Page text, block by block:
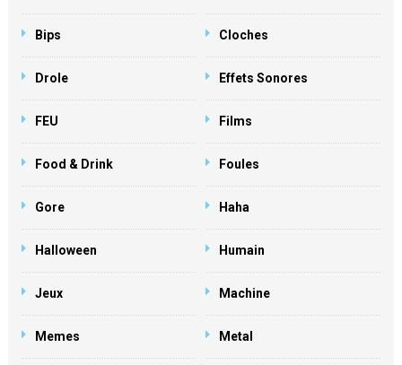
Bips Cloches
Drole Effets Sonores
FEU Films
Food & Drink Foules
Gore Haha
Halloween Humain
Jeux Machine
Memes Metal